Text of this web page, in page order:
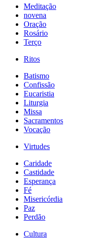
Meditação
novena
Oração
Rosário
Terço
Ritos
Batismo
Confissão
Eucaristia
Liturgia
Missa
Sacramentos
Vocação
Virtudes
Caridade
Castidade
Esperança
Fé
Misericórdia
Paz
Perdão
Cultura